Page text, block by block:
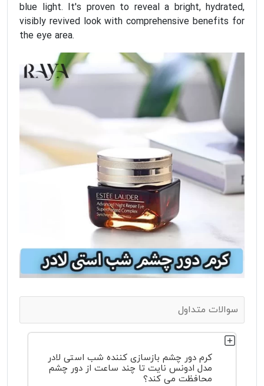
blue light. It's proven to reveal a bright, hydrated,
visibly revived look with comprehensive benefits for
the eye area.
سوالات متداول
کرم دور چشم بازسازی کننده شب استی لادر
مدل ادونس نایت تا چند ساعت از دور چشم
محافظت می کند؟